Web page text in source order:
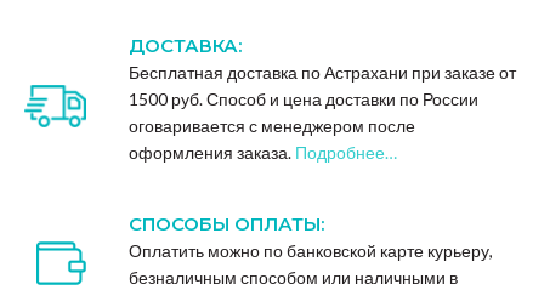
ДОСТАВКА:
Бесплатная доставка по Астрахани при заказе от
1500 руб. Способ и цена доставки по России
оговаривается с менеджером после
оформления заказа. Подробнее…
СПОСОБЫ ОПЛАТЫ:
Оплатить можно по банковской карте курьеру,
безналичным способом или наличными в